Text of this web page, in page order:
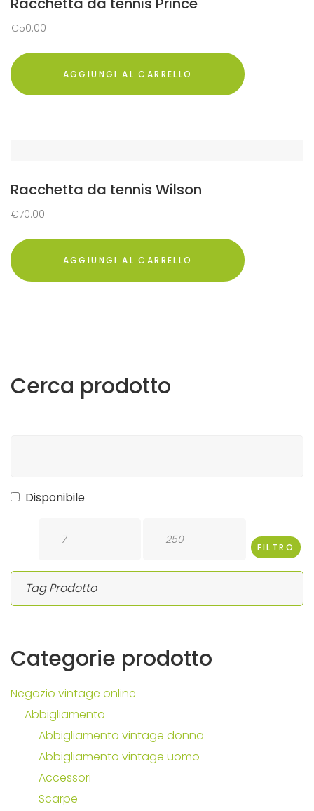
€50.00
AGGIUNGI AL CARRELLO
Racchetta da tennis Wilson
€70.00
AGGIUNGI AL CARRELLO
Cerca prodotto
Disponibile
FILTRO
Categorie prodotto
Negozio vintage online
Abbigliamento
Abbigliamento vintage donna
Abbigliamento vintage uomo
Accessori
Scarpe